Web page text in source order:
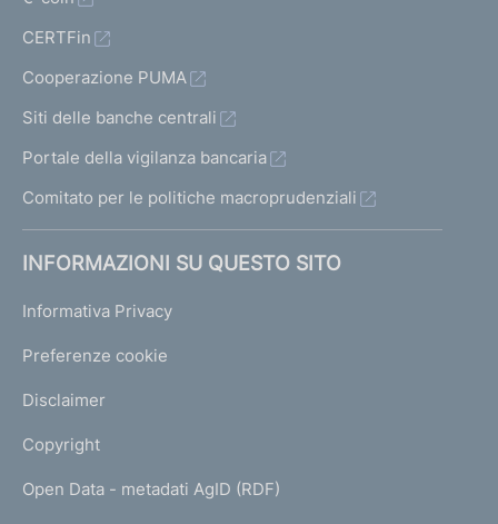
CERTFin
Cooperazione PUMA
Siti delle banche centrali
Portale della vigilanza bancaria
Comitato per le politiche macroprudenziali
INFORMAZIONI SU QUESTO SITO
Informativa Privacy
Preferenze cookie
Disclaimer
Copyright
Open Data - metadati AgID (RDF)